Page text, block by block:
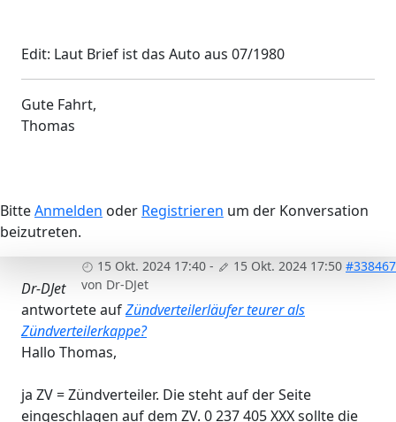
Edit: Laut Brief ist das Auto aus 07/1980
Gute Fahrt,
Thomas
BitteAnmelden oder Registrieren um der Konversation
beizutreten.
15 Okt. 2024 17:40 - 15 Okt. 2024 17:50 #338467
von Dr-DJet
Dr-DJet
antwortete aufZündverteilerläufer teurer als
Zündverteilerkappe?
Hallo Thomas,
ja ZV = Zündverteiler. Die steht auf der Seite
eingeschlagen auf dem ZV. 0 237 405 XXX sollte die